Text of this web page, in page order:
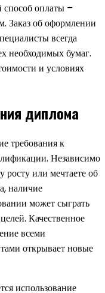
оплаты –
Заказ об оформлении
всегда
необходимых бумаг.
и условиях
диплома
требования к
Независимо
росту или мечтаете об
наличие
может сыграть
Качественное
всеми
открывает новые
использование